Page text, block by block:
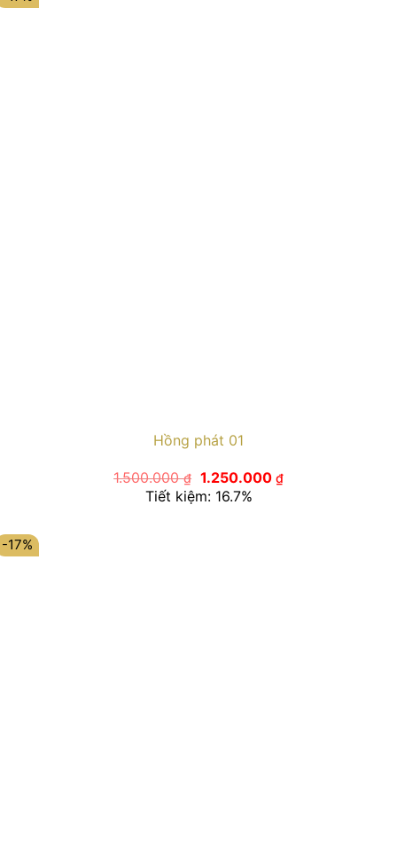
Hồng phát 01
1.500.000₫ Giá
gốc
là:
1.250.000 ₫Giá
hiện
Tiết kiệm: 16.7%
-17%